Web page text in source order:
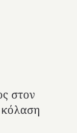
στον